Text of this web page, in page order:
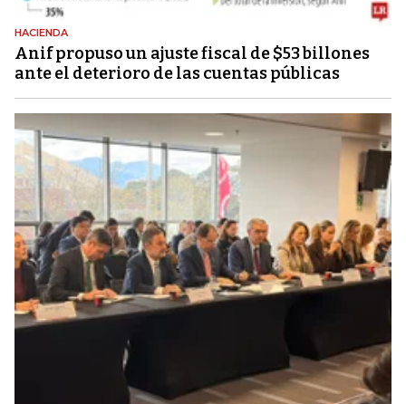
HACIENDA
Anif propuso un ajuste fiscal de $53 billones
ante el deterioro de las cuentas públicas